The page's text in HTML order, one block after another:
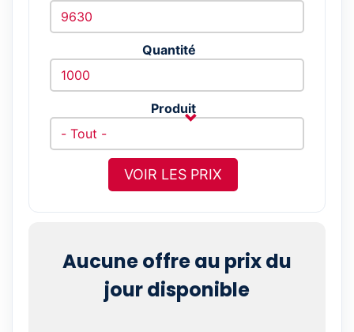
Quantité
Produit
VOIR LES PRIX
Aucune offre au prix du
jour disponible